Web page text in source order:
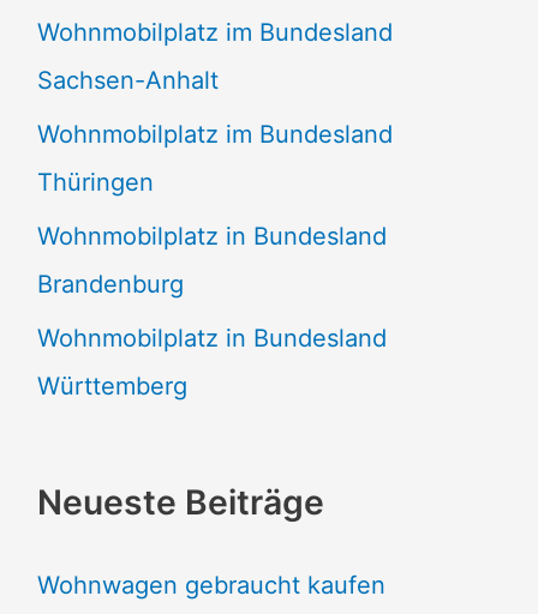
Wohnmobilplatz im Bundesland
Sachsen-Anhalt
Wohnmobilplatz im Bundesland
Thüringen
Wohnmobilplatz in Bundesland
Brandenburg
Wohnmobilplatz in Bundesland
Württemberg
Neueste Beiträge
Wohnwagen gebraucht kaufen